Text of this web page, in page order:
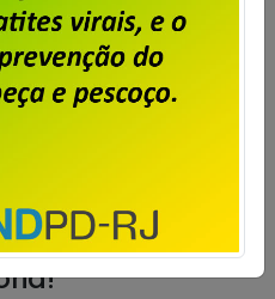
repúdio contra o
dos